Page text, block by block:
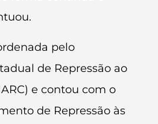
pelo
de Repressão ao
e contou com o
de Repressão às